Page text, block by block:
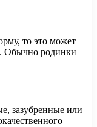
то это может
Обычно родинки
зазубренные или